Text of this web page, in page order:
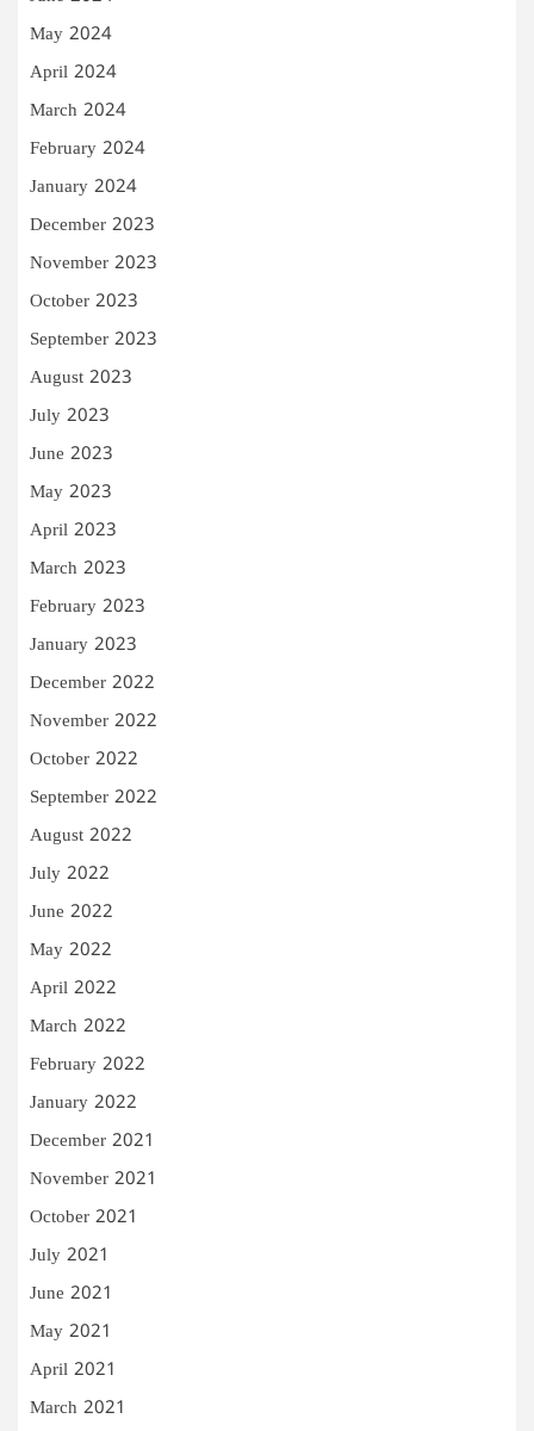
May 2024
April 2024
March 2024
February 2024
January 2024
December 2023
November 2023
October 2023
September 2023
August 2023
July 2023
June 2023
May 2023
April 2023
March 2023
February 2023
January 2023
December 2022
November 2022
October 2022
September 2022
August 2022
July 2022
June 2022
May 2022
April 2022
March 2022
February 2022
January 2022
December 2021
November 2021
October 2021
July 2021
June 2021
May 2021
April 2021
March 2021